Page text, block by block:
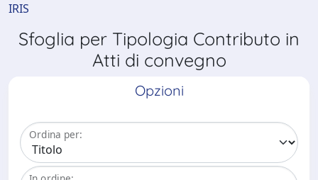
IRIS
Sfoglia per Tipologia Contributo in
Atti di convegno
Opzioni
Ordina per: